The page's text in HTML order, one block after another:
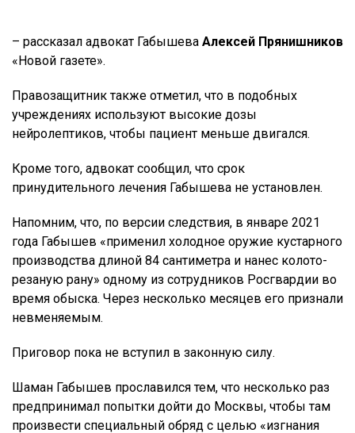
– рассказал адвокат Габышева Алексей Прянишников
«Новой газете».
Правозащитник также отметил, что в подобных
учреждениях используют высокие дозы
нейролептиков, чтобы пациент меньше двигался.
Кроме того, адвокат сообщил, что срок
принудительного лечения Габышева не установлен.
Напомним, что, по версии следствия, в январе 2021
года Габышев «применил холодное оружие кустарного
производства длиной 84 сантиметра и нанес колото-
резаную рану» одному из сотрудников Росгвардии во
время обыска. Через несколько месяцев его признали
невменяемым.
Приговор пока не вступил в законную силу.
Шаман Габышев прославился тем, что несколько раз
предпринимал попытки дойти до Москвы, чтобы там
произвести специальный обряд с целью «изгнания